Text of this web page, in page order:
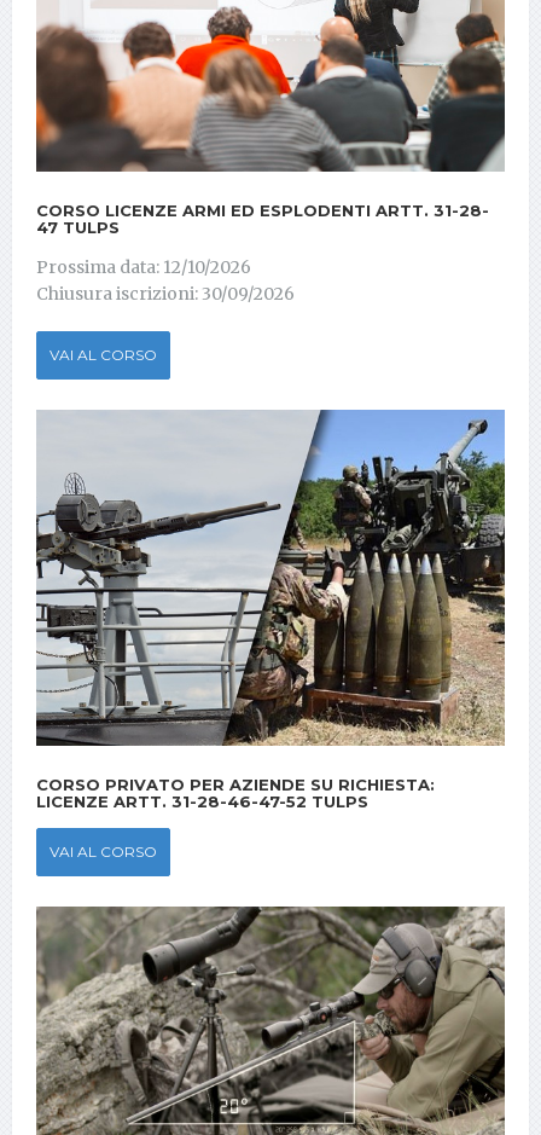
CORSO LICENZE ARMI ED ESPLODENTI ARTT. 31-28-
47 TULPS
Prossima data: 12/10/2026
Chiusura iscrizioni: 30/09/2026
VAI AL CORSO
CORSO PRIVATO PER AZIENDE SU RICHIESTA:
LICENZE ARTT. 31-28-46-47-52 TULPS
VAI AL CORSO